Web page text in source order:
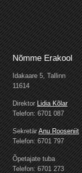
Nõmme Erakool
Idakaare 5, Tallinn
11614
DirektorLidia Kõlar
Telefon: 6701 087
SekretärAnu Rooseniit
Telefon: 6701 797
Õpetajate tuba
Telefon: 6701 273